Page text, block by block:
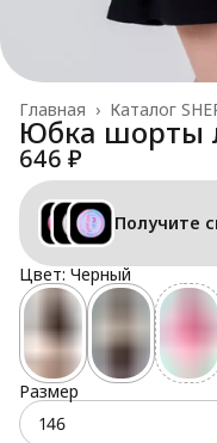
Каталог
Главная ›
Юбка шорты
646 ₽
Получите
Цвет: Черный
Размер
146